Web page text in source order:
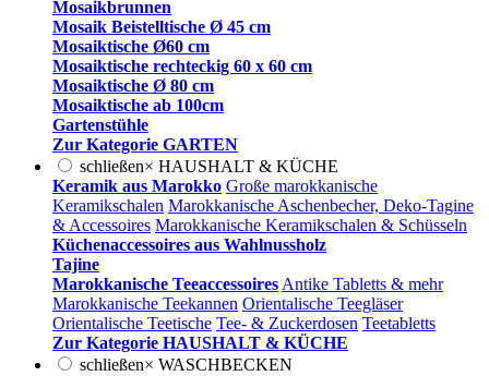
Mosaikbrunnen
Mosaik Beistelltische Ø 45 cm
Mosaiktische Ø60 cm
Mosaiktische rechteckig 60 x 60 cm
Mosaiktische Ø 80 cm
Mosaiktische ab 100cm
Gartenstühle
Zur Kategorie GARTEN
schließen× HAUSHALT & KÜCHE
Keramik aus Marokko Große marokkanische
Keramikschalen Marokkanische Aschenbecher, Deko-Tagine
& Accessoires Marokkanische Keramikschalen & Schüsseln
Küchenaccessoires aus Wahlnussholz
Tajine
Marokkanische Teeaccessoires Antike Tabletts & mehr
Marokkanische Teekannen Orientalische Teegläser
Orientalische Teetische Tee- & Zuckerdosen Teetabletts
Zur Kategorie HAUSHALT & KÜCHE
schließen× WASCHBECKEN